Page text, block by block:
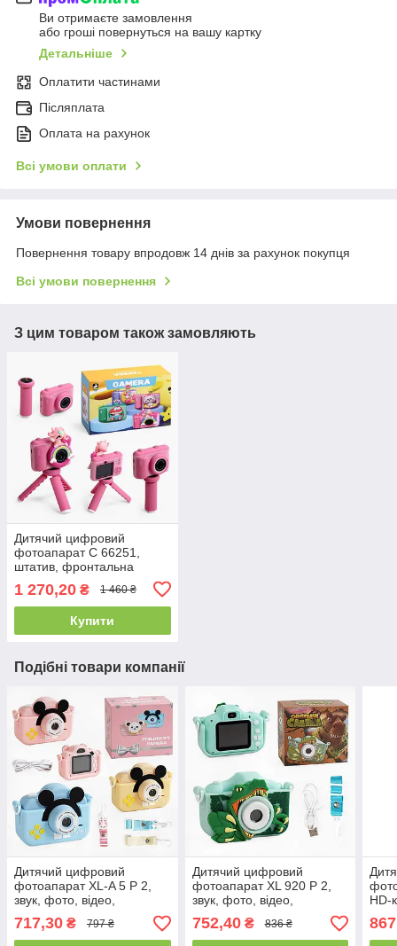
Ви отримаєте замовлення
або гроші повернуться на вашу картку
Детальніше
Оплатити частинами
Післяплата
Оплата на рахунок
Всі умови оплати
Умови повернення
Повернення товару впродовж 14 днів за рахунок покупця
Всі умови повернення
З цим товаром також замовляють
Дитячий цифровий
фотоапарат C 66251,
штатив, фронтальна
камера, звук, фото, відео,
3 ігри
1 270,20 ₴ 1 460 ₴
Купити
Подібні товари компанії
Дитячий цифровий
фотоапарат XL-A 5 P 2,
звук, фото, відео,
фронтальна камера, ігри,
роз'єм для SD-карти
717,30 ₴ 797 ₴
Дитячий цифровий
фотоапарат XL 920 P 2,
звук, фото, відео,
фронтальна камера, ігри,
роз'єм для SD-карти
752,40₴ 836 ₴
HD-
SD-